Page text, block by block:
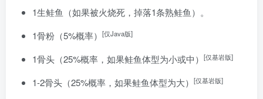
1生鲑鱼 （如果被火烧死，掉落1条熟鲑鱼 ）。
1骨粉 （5%概率） [仅Java版]
1骨头 （25%概率，如果鲑鱼体型为小或中） [仅基岩版]
1-2骨头 （25%概率，如果鲑鱼体型为大） [仅基岩版]